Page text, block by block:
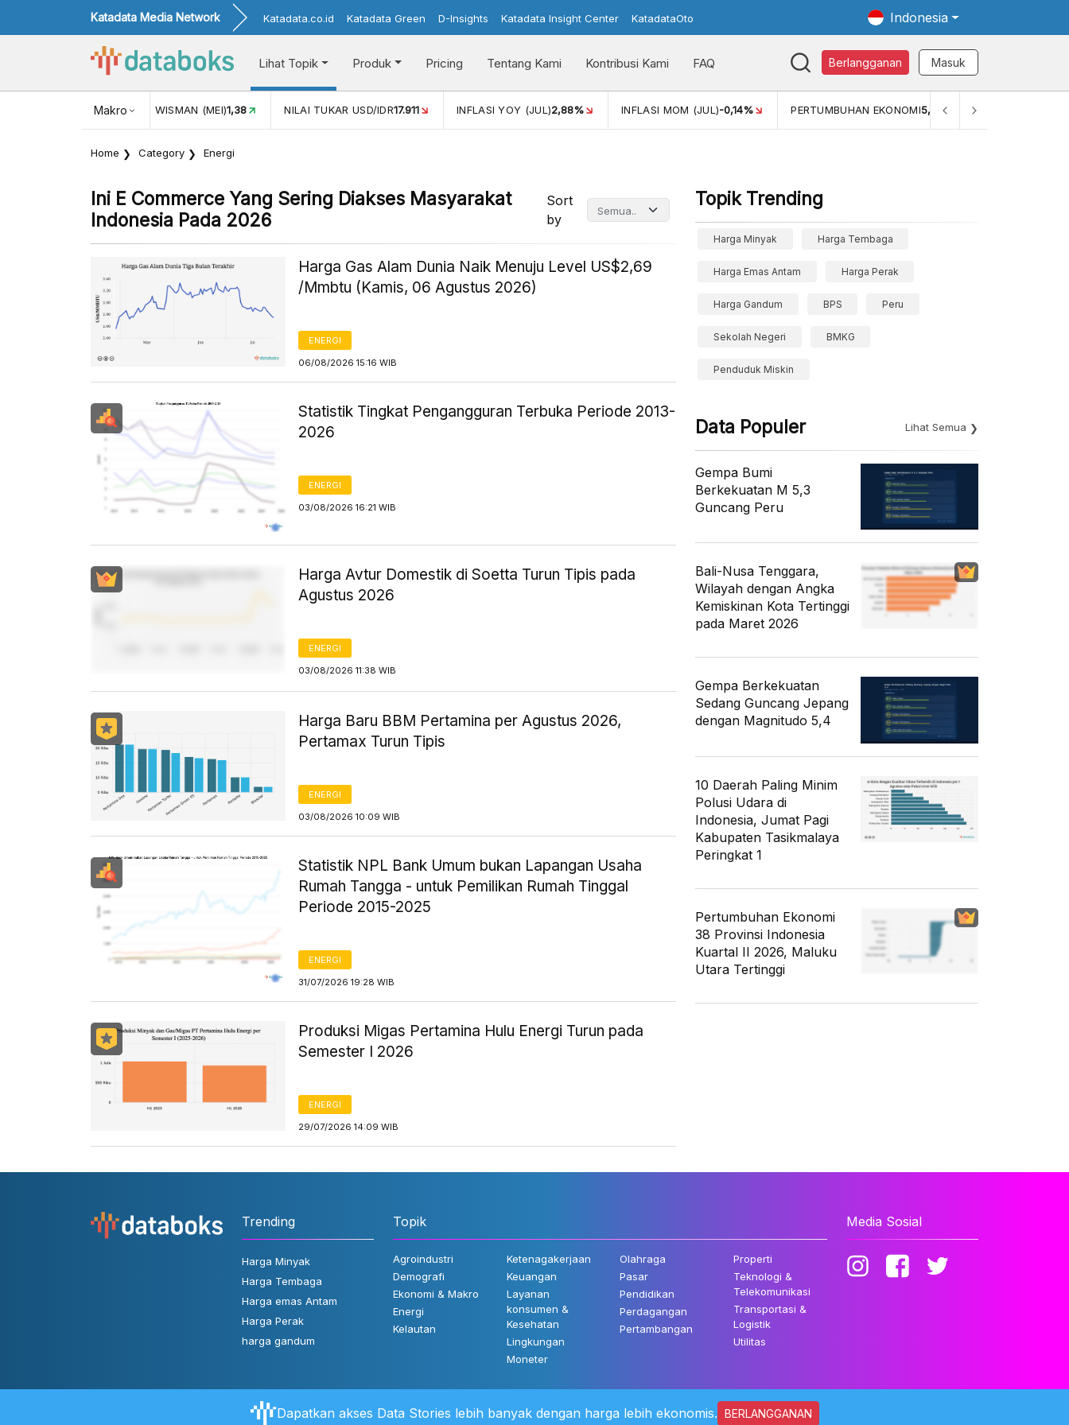
Katadata Media Network Katadata.co.id Katadata Green D-Insights Katadata Insight Center KatadataOto Indonesia
Lihat Topik Produk Pricing Tentang Kami Kontribusi Kami FAQ Berlangganan Masuk
Makro
KUNJUNGAN WISMAN (MEI) 1,38 NILAI TUKAR USD/IDR17.911 INFLASI YOY (JUL) 2,88% INFLASI MOM (JUL) -0,14% PERTUMBUHAN EKONOMI5,11% PERTUMBUHAN
Home Category Energi
Ini E Commerce Yang Sering Diakses Masyarakat
Indonesia Pada 2026
Sort
by
Harga Gas Alam Dunia Naik Menuju Level US$2,69
/Mmbtu (Kamis, 06 Agustus 2026)
ENERGI
06/08/2026 15:16 WIB
Statistik Tingkat Pengangguran Terbuka Periode 2013-
2026
ENERGI
03/08/2026 16:21 WIB
Harga Avtur Domestik di Soetta Turun Tipis pada
Agustus 2026
ENERGI
03/08/2026 11:38 WIB
Harga Baru BBM Pertamina per Agustus 2026,
Pertamax Turun Tipis
ENERGI
03/08/2026 10:09 WIB
Statistik NPL Bank Umum bukan Lapangan Usaha
Rumah Tangga - untuk Pemilikan Rumah Tinggal
Periode 2015-2025
ENERGI
31/07/2026 19:28 WIB
Produksi Migas Pertamina Hulu Energi Turun pada
Semester I 2026
ENERGI
29/07/2026 14:09 WIB
Topik Trending
Harga Minyak Harga Tembaga
Harga Emas Antam Harga Perak
Harga Gandum BPS Peru
Sekolah Negeri BMKG
Penduduk Miskin
Data Populer Lihat Semua
Gempa Bumi
Berkekuatan M 5,3
Guncang Peru
Bali-Nusa Tenggara,
Wilayah dengan Angka
Kemiskinan Kota Tertinggi
pada Maret 2026
Gempa Berkekuatan
Sedang Guncang Jepang
dengan Magnitudo 5,4
10 Daerah Paling Minim
Polusi Udara di
Indonesia, Jumat Pagi
Kabupaten Tasikmalaya
Peringkat 1
Pertumbuhan Ekonomi
38 Provinsi Indonesia
Kuartal II 2026, Maluku
Utara Tertinggi
Trending
Harga Minyak
Harga Tembaga
Harga emas Antam
Harga Perak
harga gandum
Topik
Agroindustri
Demografi
Ekonomi & Makro
Energi
Kelautan
Ketenagakerjaan
Keuangan
Layanan
konsumen &
Kesehatan
Lingkungan
Moneter
Olahraga
Pasar
Pendidikan
Perdagangan
Pertambangan
Properti
Teknologi &
Telekomunikasi
Transportasi &
Logistik
Utilitas
Media Sosial
Aturan Pengguna FAQ Hubungi Kami ©2022 Katadata. Hak cipta dilindungi Undang-undang.
Dapatkan akses Data Stories lebih banyak dengan harga lebih ekonomis. BERLANGGANAN